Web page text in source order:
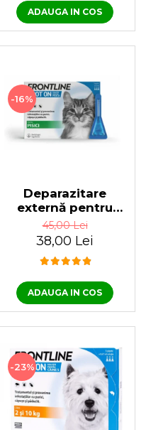
ADAUGA IN COS
-16%
Deparazitare
externă pentru
pisici Frontline Spot
On, 1 pipetă
45,00 Lei
38,00 Lei
ADAUGA IN COS
-23%